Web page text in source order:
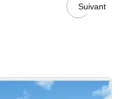
Suivant